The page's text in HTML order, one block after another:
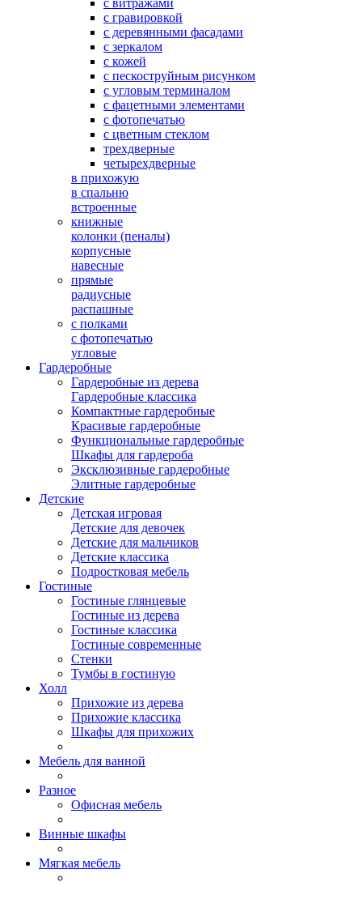
с витражами
с гравировкой
с деревянными фасадами
с зеркалом
с кожей
с пескоструйным рисунком
с угловым терминалом
с фацетными элементами
с фотопечатью
с цветным стеклом
трехдверные
четырехдверные
в прихожую
в спальню
встроенные
книжные
колонки (пеналы)
корпусные
навесные
прямые
радиусные
распашные
с полками
с фотопечатью
угловые
Гардеробные
Гардеробные из дерева
Гардеробные классика
Компактные гардеробные
Красивые гардеробные
Функциональные гардеробные
Шкафы для гардероба
Эксклюзивные гардеробные
Элитные гардеробные
Детские
Детская игровая
Детские для девочек
Детские для мальчиков
Детские классика
Подростковая мебель
Гостиные
Гостиные глянцевые
Гостиные из дерева
Гостиные классика
Гостиные современные
Стенки
Тумбы в гостиную
Холл
Прихожие из дерева
Прихожие классика
Шкафы для прихожих
Мебель для ванной
Разное
Офисная мебель
Винные шкафы
Мягкая мебель